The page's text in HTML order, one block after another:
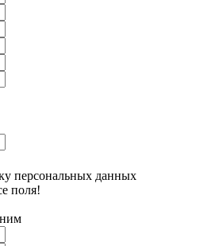
персональных данных
поля!